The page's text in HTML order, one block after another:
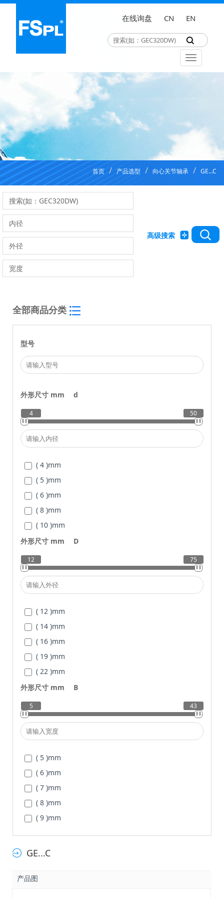
在线询盘 CN EN
首页 产品选型 向心关节轴承 GE...C
高级搜索
全部商品分类
型号
外形尺寸 mm d
4 50
( 4 )mm
( 5 )mm
( 6 )mm
( 8 )mm
( 10 )mm
( 12 )mm
( 15 )
( 17 )mm
( 20 )mm
( 30 )mm
( 35 )mm
( 40 )mm
( 45 )mm
( 50 )mm
外形尺寸 mm D
12 75
( 12 )mm
( 14 )mm
( 16 )mm
( 19 )mm
( 22 )mm
( 26 )mm
( 30 )
( 35 )mm
( 42 )mm
( 55 )mm
( 62 )mm
( 68 )mm
( 75 )mm
外形尺寸 mm B
5 43
( 5 )mm
( 6 )mm
( 7 )mm
( 8 )mm
( 9 )mm
( 11 )
( 14 )
GE...C
产品图